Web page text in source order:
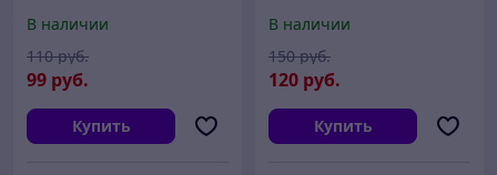
В наличии
99 руб.
110 руб.
Купить
м2, рулон 2х50м РФ
В наличии
120 руб.
150 руб.
Купить